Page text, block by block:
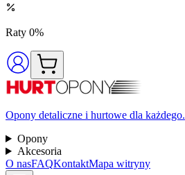
Raty 0%
Opony detaliczne i hurtowe dla każdego.
Opony
Akcesoria
O nasFAQKontaktMapa witryny